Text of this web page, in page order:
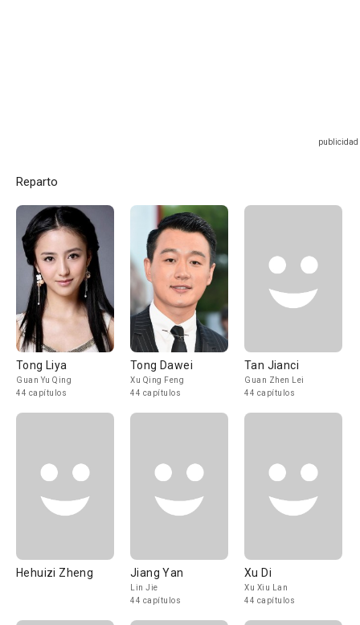
Reparto
Tong Liya
Guan Yu Qing
44 capítulos
Tong Dawei
Xu Qing Feng
44 capítulos
Tan Jianci
Guan Zhen Lei
44 capítulos
Hehuizi Zheng Jiang Yan
Lin Jie
44 capítulos
Xu Di
Xu Xiu Lan
44 capítulos